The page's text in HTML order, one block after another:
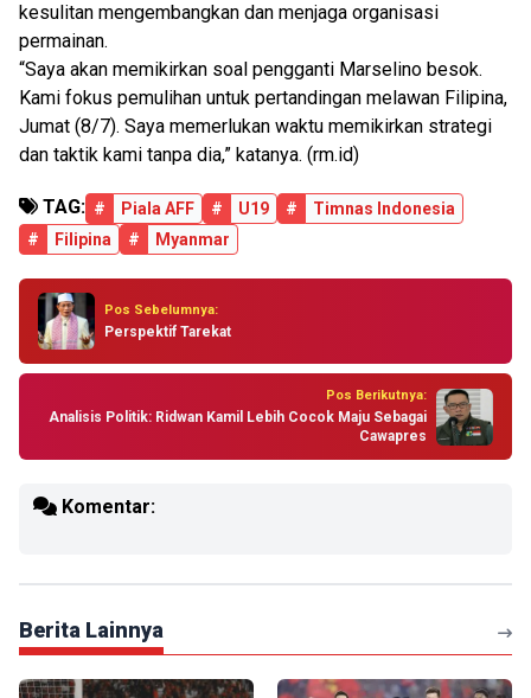
kesulitan mengembangkan dan menjaga organisasi
permainan.
“Saya akan memikirkan soal pengganti Marselino besok.
Kami fokus pemulihan untuk pertandingan melawan Filipina,
Jumat (8/7). Saya memerlukan waktu memikirkan strategi
dan taktik kami tanpa dia,” katanya. (rm.id)
TAG: # Piala AFF # U19 #
Timnas Indonesia
#
Filipina # Myanmar
Pos Sebelumnya:
Perspektif Tarekat
Pos Berikutnya:
Analisis Politik: Ridwan Kamil Lebih Cocok Maju Sebagai
Cawapres
Komentar:
Berita Lainnya